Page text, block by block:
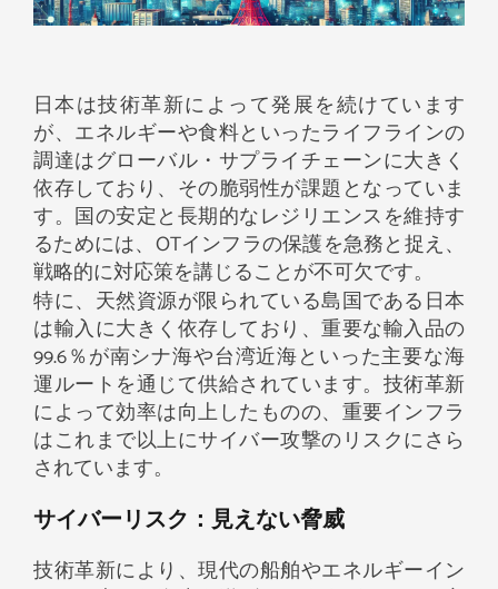
日本は技術革新によって発展を続けています
が、エネルギーや食料といったライフラインの
調達はグローバル・サプライチェーンに大きく
依存しており、その脆弱性が課題となっていま
す。国の安定と長期的なレジリエンスを維持す
るためには、OTインフラの保護を急務と捉え、
戦略的に対応策を講じることが不可欠です。
特に、天然資源が限られている島国である日本
は輸入に大きく依存しており、重要な輸入品の
99.6％が南シナ海や台湾近海といった主要な海
運ルートを通じて供給されています。技術革新
によって効率は向上したものの、重要インフラ
はこれまで以上にサイバー攻撃のリスクにさら
されています。
サイバーリスク：見えない脅威
技術革新により、現代の船舶やエネルギーイン